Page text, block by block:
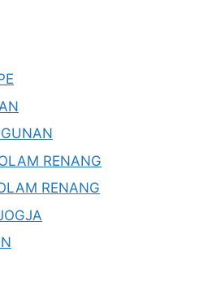
RENANG
RENANG